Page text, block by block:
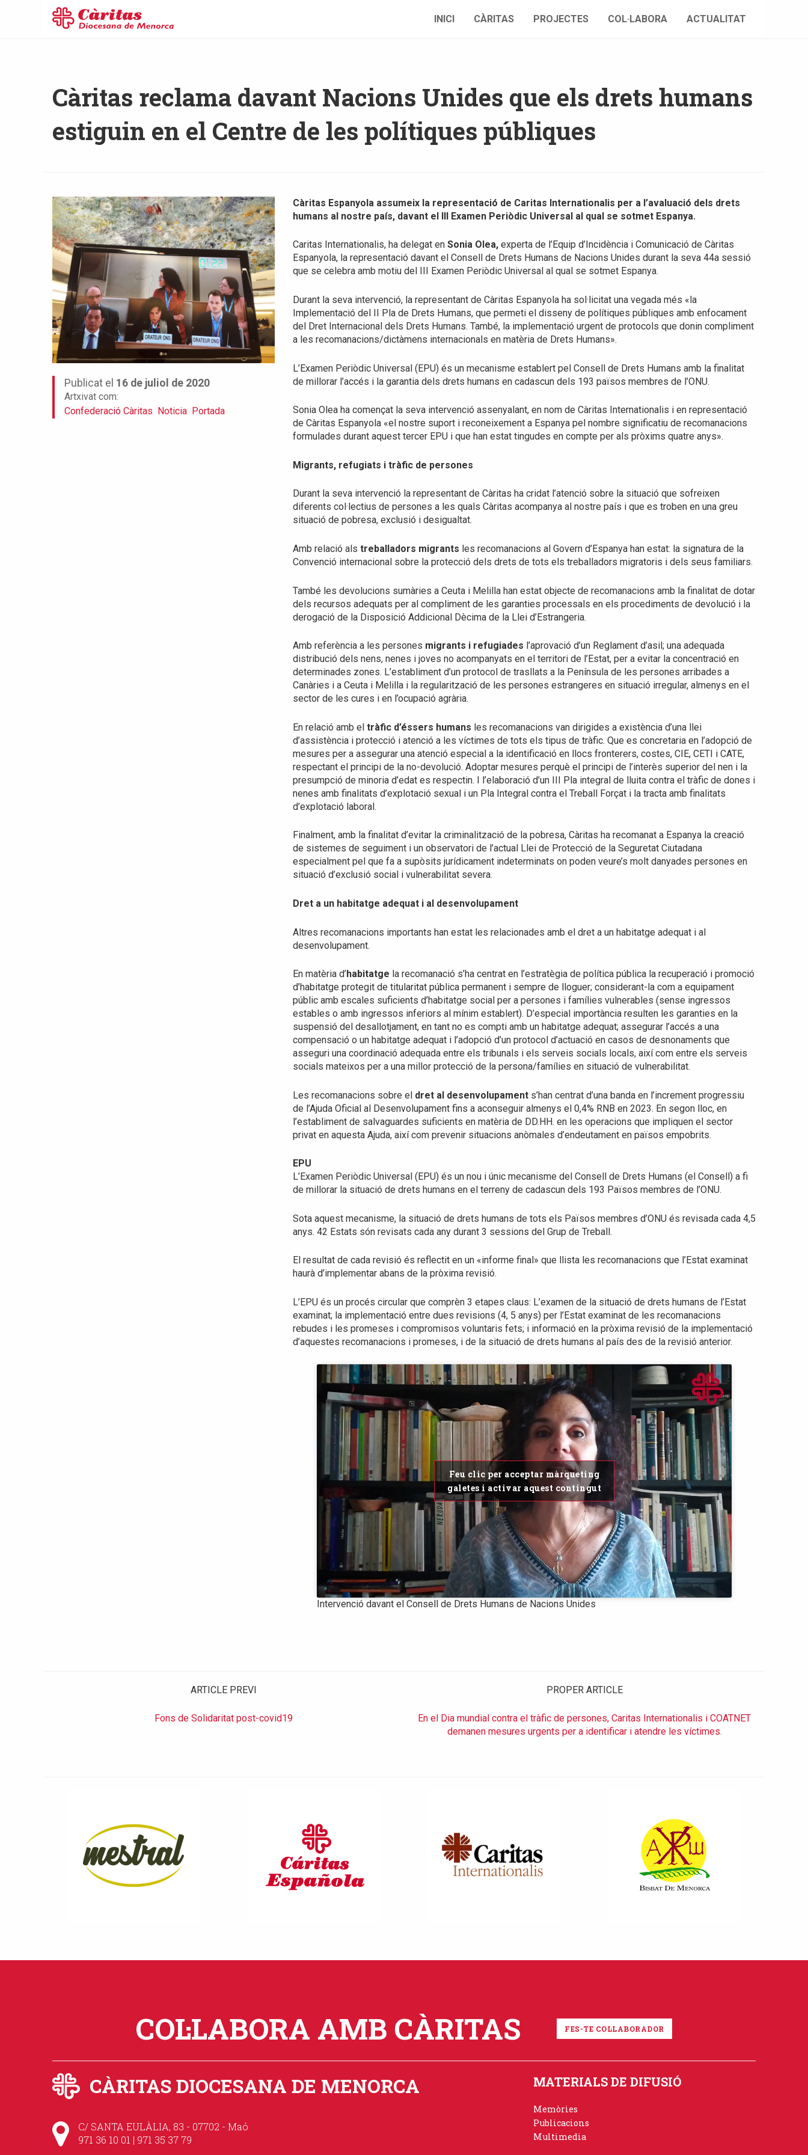
INICI CÀRITAS PROJECTES COL·LABORA ACTUALITAT
Càritas reclama davant Nacions Unides que els drets humans
estiguin en el Centre de les polítiques públiques
Publicat el 16 de juliol de 2020
Artxivat com:
Confederació Càritas Noticia Portada
Càritas Espanyola assumeix la representació de Caritas Internationalis per a l’avaluació dels drets
humans al nostre país, davant el III Examen Periòdic Universal al qual se sotmet Espanya.
Caritas Internationalis, ha delegat en Sonia Olea, experta de l’Equip d’Incidència i Comunicació de Càritas
Espanyola, la representació davant el Consell de Drets Humans de Nacions Unides durant la seva 44a sessió
que se celebra amb motiu del III Examen Periòdic Universal al qual se sotmet Espanya.
Durant la seva intervenció, la representant de Càritas Espanyola ha sol·licitat una vegada més «la
Implementació del II Pla de Drets Humans, que permeti el disseny de polítiques públiques amb enfocament
del Dret Internacional dels Drets Humans. També, la implementació urgent de protocols que donin compliment
a les recomanacions/dictàmens internacionals en matèria de Drets Humans».
L’Examen Periòdic Universal (EPU) és un mecanisme establert pel Consell de Drets Humans amb la finalitat
de millorar l’accés i la garantia dels drets humans en cadascun dels 193 països membres de l’ONU.
Sonia Olea ha començat la seva intervenció assenyalant, en nom de Càritas Internationalis i en representació
de Càritas Espanyola «el nostre suport i reconeixement a Espanya pel nombre significatiu de recomanacions
formulades durant aquest tercer EPU i que han estat tingudes en compte per als pròxims quatre anys».
Migrants, refugiats i tràfic de persones
Durant la seva intervenció la representant de Càritas ha cridat l’atenció sobre la situació que sofreixen
diferents col·lectius de persones a les quals Càritas acompanya al nostre país i que es troben en una greu
situació de pobresa, exclusió i desigualtat.
Amb relació als treballadors migrants les recomanacions al Govern d’Espanya han estat: la signatura de la
Convenció internacional sobre la protecció dels drets de tots els treballadors migratoris i dels seus familiars.
També les devolucions sumàries a Ceuta i Melilla han estat objecte de recomanacions amb la finalitat de dotar
dels recursos adequats per al compliment de les garanties processals en els procediments de devolució i la
derogació de la Disposició Addicional Dècima de la Llei d’Estrangeria.
Amb referència a les persones migrants i refugiades l’aprovació d’un Reglament d’asil; una adequada
distribució dels nens, nenes i joves no acompanyats en el territori de l’Estat, per a evitar la concentració en
determinades zones. L’establiment d’un protocol de trasllats a la Península de les persones arribades a
Canàries i a Ceuta i Melilla i la regularització de les persones estrangeres en situació irregular, almenys en el
sector de les cures i en l’ocupació agrària.
En relació amb el tràfic d’éssers humans les recomanacions van dirigides a existència d’una llei
d’assistència i protecció i atenció a les víctimes de tots els tipus de tràfic. Que es concretaria en l’adopció de
mesures per a assegurar una atenció especial a la identificació en llocs fronterers, costes, CIE, CETI i CATE,
respectant el principi de la no-devolució. Adoptar mesures perquè el principi de l’interès superior del nen i la
presumpció de minoria d’edat es respectin. I l’elaboració d’un III Pla integral de lluita contra el tràfic de dones i
nenes amb finalitats d’explotació sexual i un Pla Integral contra el Treball Forçat i la tracta amb finalitats
d’explotació laboral.
Finalment, amb la finalitat d’evitar la criminalització de la pobresa, Càritas ha recomanat a Espanya la creació
de sistemes de seguiment i un observatori de l’actual Llei de Protecció de la Seguretat Ciutadana
especialment pel que fa a supòsits jurídicament indeterminats on poden veure’s molt danyades persones en
situació d’exclusió social i vulnerabilitat severa.
Dret a un habitatge adequat i al desenvolupament
Altres recomanacions importants han estat les relacionades amb el dret a un habitatge adequat i al
desenvolupament.
En matèria d’habitatge la recomanació s’ha centrat en l’estratègia de política pública la recuperació i promoció
d’habitatge protegit de titularitat pública permanent i sempre de lloguer; considerant-la com a equipament
públic amb escales suficients d’habitatge social per a persones i famílies vulnerables (sense ingressos
estables o amb ingressos inferiors al mínim establert). D’especial importància resulten les garanties en la
suspensió del desallotjament, en tant no es compti amb un habitatge adequat; assegurar l’accés a una
compensació o un habitatge adequat i l’adopció d’un protocol d’actuació en casos de desnonaments que
asseguri una coordinació adequada entre els tribunals i els serveis socials locals, així com entre els serveis
socials mateixos per a una millor protecció de la persona/famílies en situació de vulnerabilitat.
Les recomanacions sobre el dret al desenvolupament s’han centrat d’una banda en l’increment progressiu
de l’Ajuda Oficial al Desenvolupament fins a aconseguir almenys el 0,4% RNB en 2023. En segon lloc, en
l’establiment de salvaguardes suficients en matèria de DD.HH. en les operacions que impliquen el sector
privat en aquesta Ajuda, així com prevenir situacions anòmales d’endeutament en països empobrits.
EPU
L’Examen Periòdic Universal (EPU) és un nou i únic mecanisme del Consell de Drets Humans (el Consell) a fi
de millorar la situació de drets humans en el terreny de cadascun dels 193 Països membres de l’ONU.
Sota aquest mecanisme, la situació de drets humans de tots els Països membres d’ONU és revisada cada 4,5
anys. 42 Estats són revisats cada any durant 3 sessions del Grup de Treball.
El resultat de cada revisió és reflectit en un «informe final» que llista les recomanacions que l’Estat examinat
haurà d’implementar abans de la pròxima revisió.
L’EPU és un procés circular que comprèn 3 etapes claus: L’examen de la situació de drets humans de l’Estat
examinat; la implementació entre dues revisions (4, 5 anys) per l’Estat examinat de les recomanacions
rebudes i les promeses i compromisos voluntaris fets; i informació en la pròxima revisió de la implementació
d’aquestes recomanacions i promeses, i de la situació de drets humans al país des de la revisió anterior.
Feu clic per acceptar màrqueting
galetes i activar aquest contingut
Intervenció davant el Consell de Drets Humans de Nacions Unides
ARTICLE PREVI
Fons de Solidaritat post-covid19
PROPER ARTICLE
En el Dia mundial contra el tràfic de persones, Caritas Internationalis i COATNET
demanen mesures urgents per a identificar i atendre les víctimes.
COL·LABORA AMB CÀRITAS FES-TE COL·LABORADOR
CÀRITAS DIOCESANA DE MENORCA
C/ SANTA EULÀLIA, 83 - 07702 - Maó
971 36 10 01 | 971 35 37 79
MATERIALS DE DIFUSIÓ
Memòries
Publicacions
Multimedia